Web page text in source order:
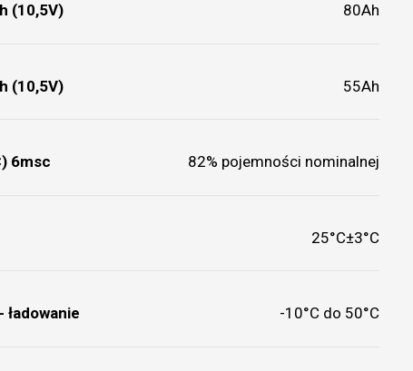
(10,5V) 80Ah
(10,5V) 55Ah
6msc 82% pojemności nominalnej
25°C±3°C
-10°C do 50°C